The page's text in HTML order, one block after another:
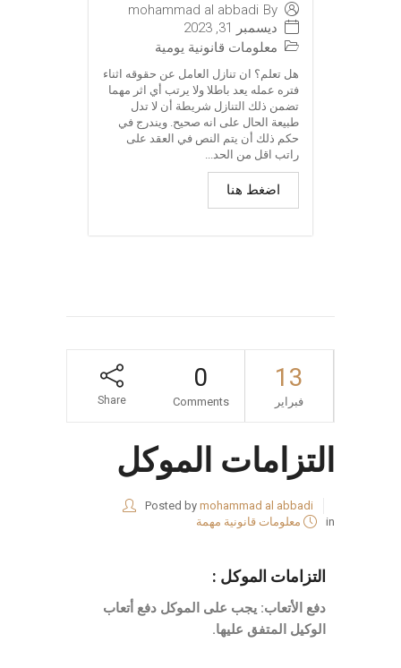
By
mohammad al abbadi
ديسمبر 31, 2023
معلومات قانونية يومية
هل تعلم؟ ان تنازل العامل عن حقوقه اثناء
فتره عمله يعد باطلا ولا يرتب أي اثر مهما
تضمن ذلك التنازل شريطة أن لا تدل
طبيعة الحال على انه صحيح. ويندرج في
حكم ذلك أن يتم النص في العقد على
راتب اقل من الحد...
اضغط هنا
13
فبراير
0
Comments
Share
التزامات الموكل
Posted by mohammad al abbadi
in
معلومات قانونية مهمة
التزامات الموكل :
دفع الأتعاب: يجب على الموكل دفع أتعاب
الوكيل المتفق عليها.